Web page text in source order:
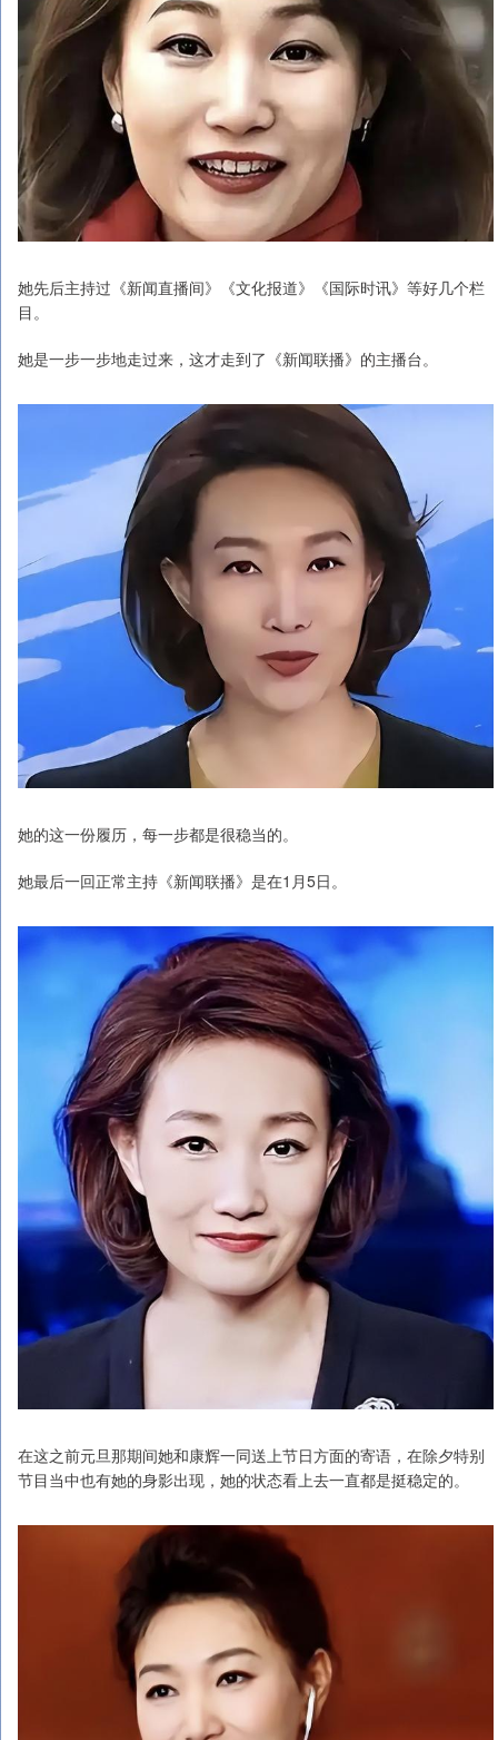
她先后主持过《新闻直播间》《文化报道》《国际时讯》等好几个栏
目。
她是一步一步地走过来，这才走到了《新闻联播》的主播台。
她的这一份履历，每一步都是很稳当的。
她最后一回正常主持《新闻联播》是在1月5日。
在这之前元旦那期间她和康辉一同送上节日方面的寄语，在除夕特别
节目当中也有她的身影出现，她的状态看上去一直都是挺稳定的。